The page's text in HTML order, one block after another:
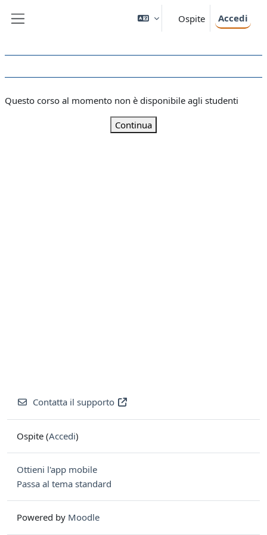
Ospite Accedi
Questo corso al momento non è disponibile agli studenti
Continua
Contatta il supporto
Ospite (Accedi)
Ottieni l'app mobile
Passa al tema standard
Powered by Moodle